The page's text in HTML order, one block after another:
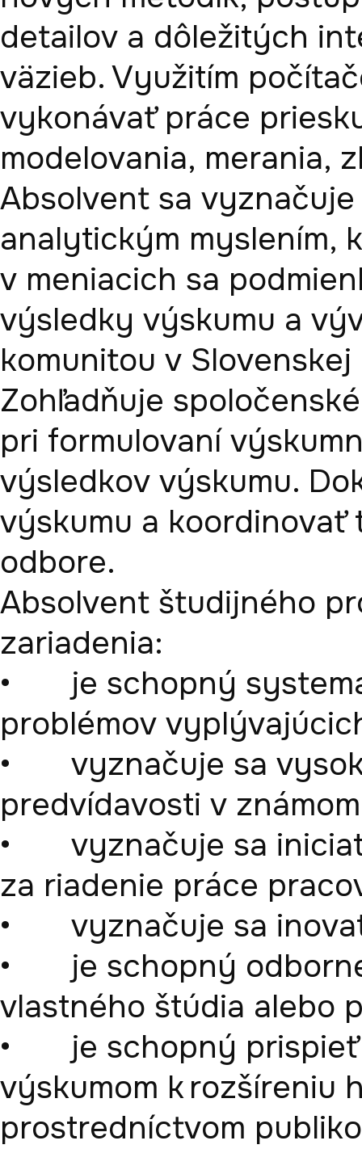
detailov a dôležitých
väzieb. Využitím
vykonávať práce
modelovania, merania,
Absolvent sa
analytickým myslením,
v meniacich sa
výsledky výskumu a
komunitou v
Zohľadňuje
pri formulovaní
výsledkov výskumu.
výskumu a koordinovať
odbore.
Absolvent študijného
zariadenia:
•	je schopný systematicky pristupovať k riešeniu
problémov
•	vyznačuje sa vysokým stupňom samostatnosti a
predvídavosti v
•	vyznačuje sa iniciatívnosťou a zodpovednosťou
za riadenie práce
•	vyznačuje sa inovatívnym a tvorivým myslením,
•	je schopný odborne prezentovať výsledky
vlastného štúdia alebo
•	je schopný prispieť základným a aplikovaným
výskumom k rozšíreniu
prostredníctvom